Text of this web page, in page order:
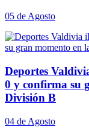
05 de Agosto
Deportes
0 y confirma su
División B
04 de Agosto